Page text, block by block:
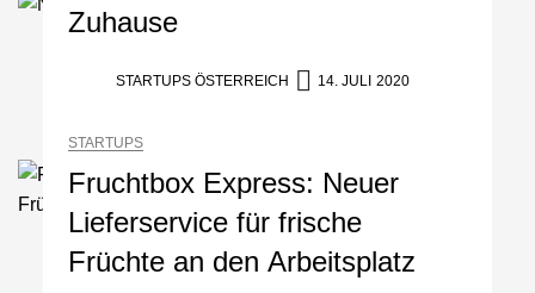
Zuhause
STARTUPS ÖSTERREICH 14. JULI 2020
STARTUPS
Fruchtbox Express: Neuer
Lieferservice für frische
Früchte an den Arbeitsplatz
Crqlar: Wie ein
österreichisches Startup die
Mazing
Mazing: Verwandelt
statische 2D-Bilder in eine